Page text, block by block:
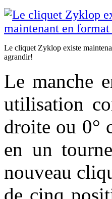
Le cliquet Zyklop existe
agrandir!
Le manche
utilisation
droite ou 0°
en un
nouveau
de cinq